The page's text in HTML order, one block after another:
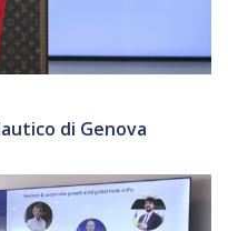
di Genova